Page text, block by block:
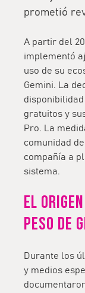
prometió
A partir del
implementó
uso de su
Gemini. La
gratuitos y
Pro. La
comunidad
compañía a
sistema.
El
peso de
Durante los
y medios